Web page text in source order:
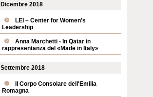
Dicembre 2018
LEI – Center for Women’s
Leadership
Anna Marchetti - In Qatar in
rappresentanza del «Made in Italy»
Settembre 2018
Il Corpo Consolare dell'Emilia
Romagna